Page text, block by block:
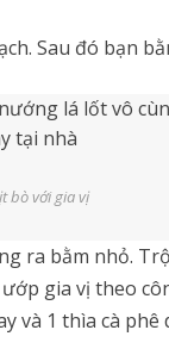
Sau đó bạn
bò với gia vị
ra bằm nhỏ.
gia vị theo
và 1 thìa cà